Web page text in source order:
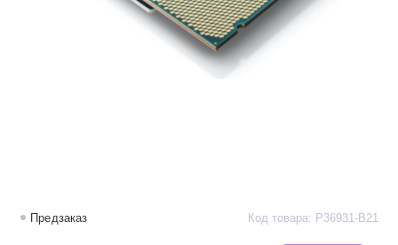
Предзаказ Код товара: P36931-B21